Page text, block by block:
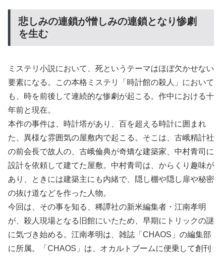
悲しみの連鎖が憎しみの連鎖となり惨劇
を生む
ミステリ小説において、死というテーマはほぼ欠かせない
要素になる。この本格ミステリ「時計館の殺人」において
も、時を前後して連続的な惨劇が起こる。作中における十
年前と現在。
本作の事件は、時計塔があり、百を超える時計に囲まれ
た、異様な雰囲気の屋敷内で起こる。そこは、古峨精計社
の前会長で故人の、古峨倫典が奇矯な建築家、中村青司に
設計を依頼して建てた屋敷。中村青司は、からくり趣味が
あり、ときには建築主にも内緒で、隠し棚や隠し扉や秘密
の抜け道などを作った人物。
今回は、その事を知る、稀譚社の新米編集者・江南孝明
が、殺人現場となる旧館にいたため、早期にトリックの謎
に気づき始める。江南孝明は、雑誌「CHAOS」の編集部
に所属。「CHAOS」は、オカルトブームに便乗して創刊